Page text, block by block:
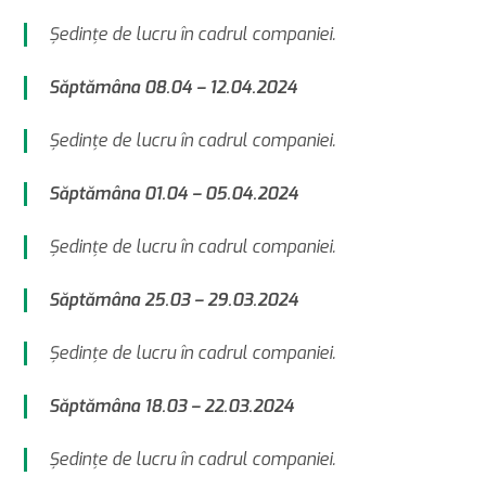
Şedinţe de lucru în cadrul companiei.
Săptămâna 08.04 – 12.04.2024
Şedinţe de lucru în cadrul companiei.
Săptămâna 01.04 – 05.04.2024
Şedinţe de lucru în cadrul companiei.
Săptămâna 25.03 – 29.03.2024
Şedinţe de lucru în cadrul companiei.
Săptămâna 18.03 – 22.03.2024
Şedinţe de lucru în cadrul companiei.